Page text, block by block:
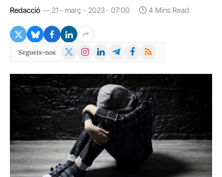
Redacció 21 - març - 2023 · 07:00 4 Mins Read
Segueix-nos
X
Instagram
LinkedInTelegramFacebook
RSS